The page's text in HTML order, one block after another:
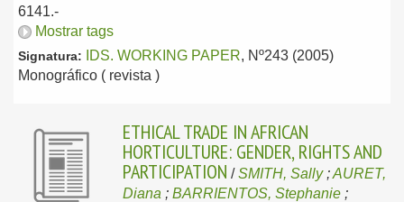
6141.-
Mostrar tags
Signatura: IDS. WORKING PAPER, Nº243 (2005)
Monográfico ( revista )
ETHICAL TRADE IN AFRICAN
HORTICULTURE: GENDER, RIGHTS AND
PARTICIPATION /SMITH, Sally;AURET,
Diana ; BARRIENTOS, Stephanie ;